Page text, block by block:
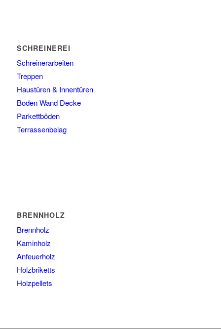
SCHREINEREI
Schreinerarbeiten
Treppen
Haustüren & Innentüren
Boden Wand Decke
Parkettböden
Terrassenbelag
BRENNHOLZ
Brennholz
Kaminholz
Anfeuerholz
Holzbriketts
Holzpellets